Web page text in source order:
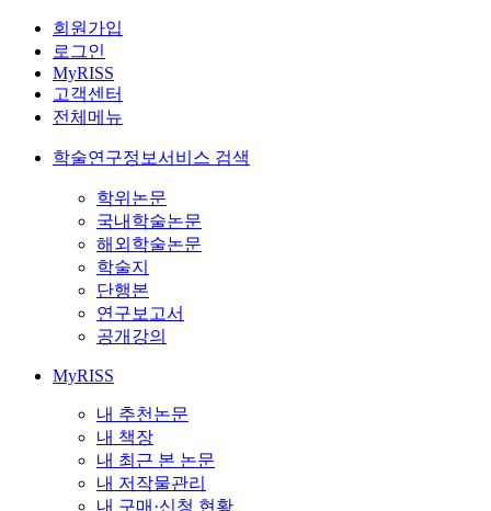
회원가입
로그인
MyRISS
고객센터
전체메뉴
학술연구정보서비스 검색
학위논문
국내학술논문
해외학술논문
학술지
단행본
연구보고서
공개강의
MyRISS
내 추천논문
내 책장
내 최근 본 논문
내 저작물관리
내 구매·신청 현황